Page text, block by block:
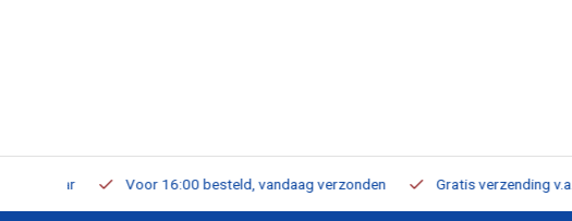
Voor 16:00 besteld, vandaag verzonden Gratis verzending v.a. 75,-